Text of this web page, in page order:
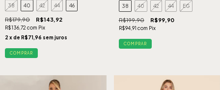
38 40 42 44 46
R$179,90 R$143,92
R$136,72 com Pix
2 x de R$71,96 sem juros
COMPRAR
38 40 42 44 EG
R$199,90 R$99,90
R$94,91 com Pix
COMPRAR